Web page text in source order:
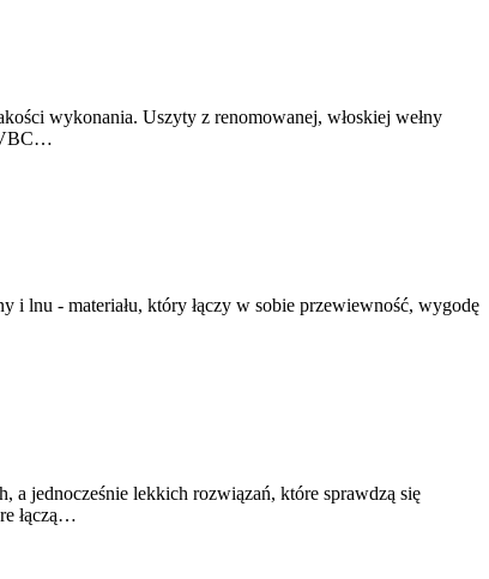
wykonania. Uszyty z renomowanej, włoskiej wełny
VBC…
i lnu - materiału, który łączy w sobie przewiewność, wygodę
a jednocześnie lekkich rozwiązań, które sprawdzą się
łączą…